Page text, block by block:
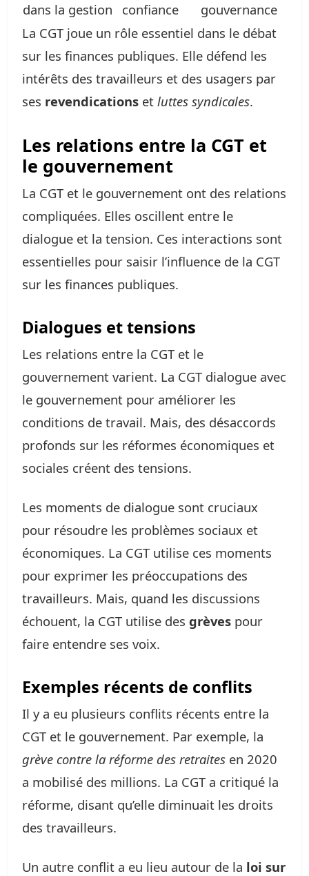
dans la gestion
confiance
gouvernance
La CGT joue un rôle essentiel dans le débat
sur les finances publiques. Elle défend les
intérêts des travailleurs et des usagers par
ses revendications et luttes syndicales.
Les relations entre la CGT et
le gouvernement
La CGT et le gouvernement ont des relations
compliquées. Elles oscillent entre le
dialogue et la tension. Ces interactions sont
essentielles pour saisir l’influence de la CGT
sur les finances publiques.
Dialogues et tensions
Les relations entre la CGT et le
gouvernement varient. La CGT dialogue avec
le gouvernement pour améliorer les
conditions de travail. Mais, des désaccords
profonds sur les réformes économiques et
sociales créent des tensions.
Les moments de dialogue sont cruciaux
pour résoudre les problèmes sociaux et
économiques. La CGT utilise ces moments
pour exprimer les préoccupations des
travailleurs. Mais, quand les discussions
échouent, la CGT utilise des grèves pour
faire entendre ses voix.
Exemples récents de conflits
Il y a eu plusieurs conflits récents entre la
CGT et le gouvernement. Par exemple, la
grève contre la réforme des retraites en 2020
a mobilisé des millions. La CGT a critiqué la
réforme, disant qu’elle diminuait les droits
des travailleurs.
Un autre conflit a eu lieu autour de la loi sur